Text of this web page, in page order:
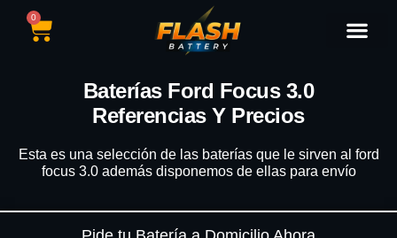
0
Baterías Ford Focus 3.0
Referencias Y Precios
Esta es una selección de las baterías que le sirven al ford
focus 3.0 además disponemos de ellas para envío